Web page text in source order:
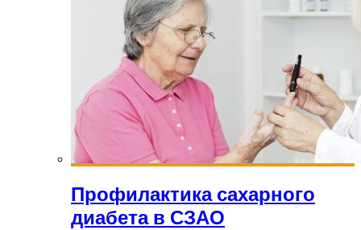
Профилактика сахарного
диабета в СЗАО